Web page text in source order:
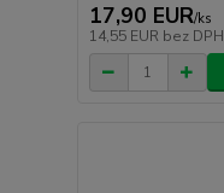
17,90 EUR/ks
14,55 EUR bez DPH